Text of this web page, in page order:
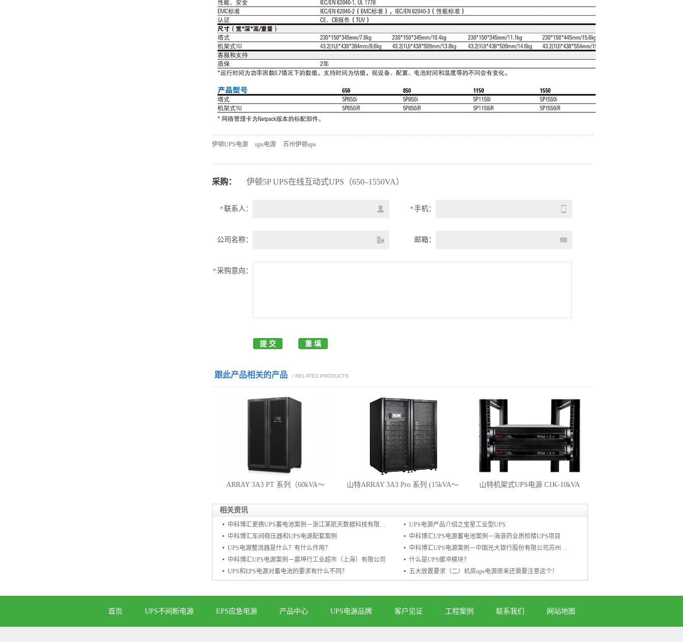
伊顿UPS电源 ups电源 苏州伊顿ups
采购： 伊顿5P UPS在线互动式UPS（650–1550VA）
*联系人： *手机：
公司名称： 邮箱：
*采购意向：
跟此产品相关的产品 / RELATED PRODUCTS
ARRAY 3A3 PT 系列（60kVA～
600kVA)
山特ARRAY 3A3 Pro 系列 (15kVA～
150kVA)
山特机架式UPS电源 C1K-10kVA
Rack
相关资讯
中科博汇更换UPS蓄电池案例－浙江某航天数据科技有限公司
UPS电源产品介绍之宝星工业型UPS
中科博汇车间稳压器和UPS电源配套案例
中科博汇UPS电源蓄电池案例－海浪药业质检楼UPS项目
UPS电源整流器是什么？有什么作用？
中科博汇UPS电源案例－中国光大银行股份有限公司苏州分行
中科博汇UPS电源案例－震坤行工业超市（上海）有限公司
什么是UPS缓冲模块？
UPS和EPS电源对蓄电池的要求有什么不同？
五大放置要求（二）机房ups电源原来还需要注意这个！
首页 UPS不间断电源 EPS应急电源 产品中心 UPS电源品牌 客户见证 工程案例 联系我们 网站地图